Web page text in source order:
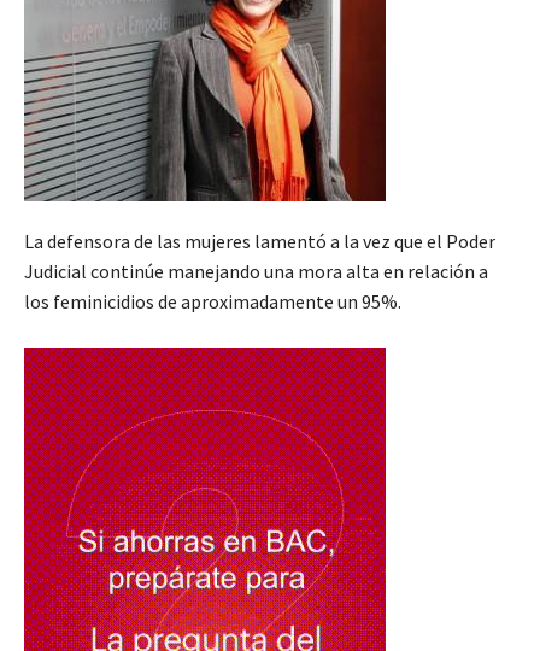
La defensora de las mujeres lamentó a la vez que el Poder
Judicial continúe manejando una mora alta en relación a
los feminicidios de aproximadamente un 95%.